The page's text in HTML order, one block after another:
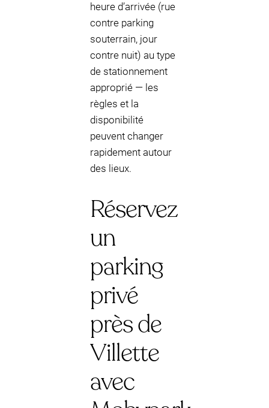
heure d’arrivée (rue
contre parking
souterrain, jour
contre nuit) au type
de stationnement
approprié — les
règles et la
disponibilité
peuvent changer
rapidement autour
des lieux.
Réservez
un
parking
privé
près de
Villette
avec